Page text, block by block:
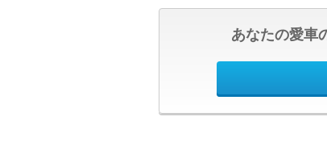
あなたの愛車